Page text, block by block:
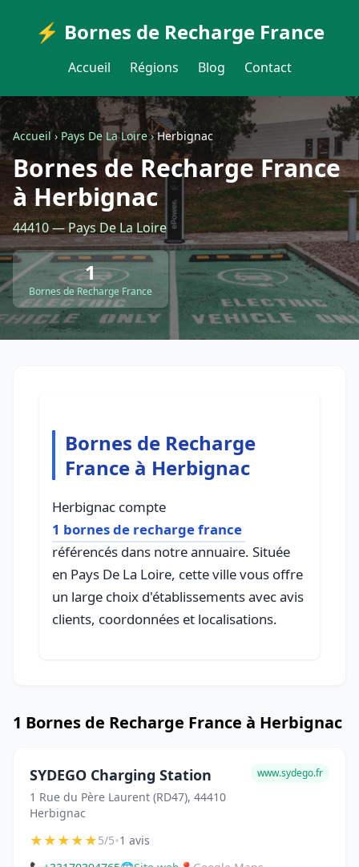
⚡ Bornes de Recharge France
Accueil Régions Blog Contact
Accueil›Pays De La Loire›Herbignac
Bornes de Recharge France
à Herbignac
44410 — Pays De La Loire
1
Bornes de Recharge France
Bornes de Recharge
France à Herbignac
Herbignac compte
1 bornes de recharge france
référencés dans notre annuaire. Située
en Pays De La Loire, cette ville vous offre
un large choix d'établissements avec avis
clients, coordonnées et localisations.
1 Bornes de Recharge France à Herbignac
SYDEGO Charging Station
1 Rue du Père Laurent (RD47), 44410
Herbignac
www.sydego.fr
★★★★★5/5•1 avis